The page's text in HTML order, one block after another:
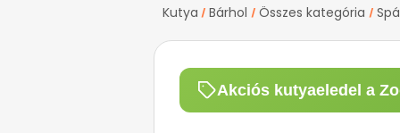
Kutya / Bárhol / Összes kategória /
Akciós kutyaeledel a